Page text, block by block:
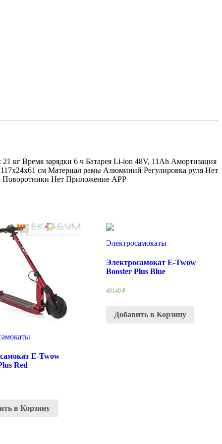
кг Время зарядки 6 ч Батарея Li-ion 48V, 11Ah Амортизация
см Материал рамы Алюминий Регулировка руля Нет
Поворотники Нет Приложение APP
E-Twow
Red
в Корзину
Электросамокаты
Электросамокат E-Twow
Booster Plus Blue
49140₽
Добавить в Корзину